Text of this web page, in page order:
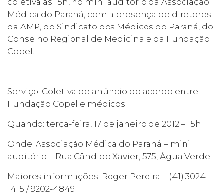
coletiva às 15h, no mini auditório da Associação
Médica do Paraná, com a presença de diretores
da AMP, do Sindicato dos Médicos do Paraná, do
Conselho Regional de Medicina e da Fundação
Copel.
Serviço: Coletiva de anúncio do acordo entre
Fundação Copel e médicos
Quando: terça-feira, 17 de janeiro de 2012 – 15h
Onde: Associação Médica do Paraná – mini
auditório – Rua Cândido Xavier, 575, Água Verde
Maiores informações: Roger Pereira – (41) 3024-
1415 / 9202-4849